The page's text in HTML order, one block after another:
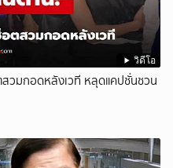
วิดีโอ
วมกอดหลังเวที หลุดแคปชั่นชวน